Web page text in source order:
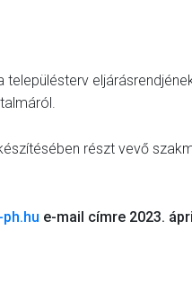
részt vevő
e-mail címre 2023.